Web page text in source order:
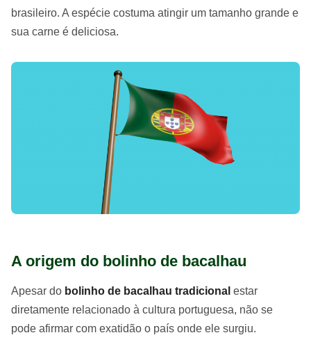
brasileiro. A espécie costuma atingir um tamanho grande e
sua carne é deliciosa.
A origem do bolinho de bacalhau
Apesar do bolinho de bacalhau tradicional estar
diretamente relacionado à cultura portuguesa, não se
pode afirmar com exatidão o país onde ele surgiu.